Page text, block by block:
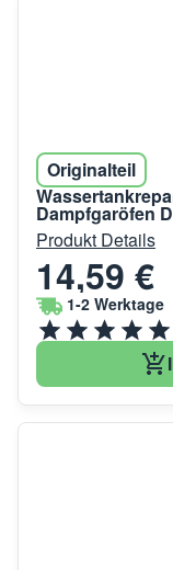
Originalteil
Dampfgaröfen
Produkt Details
14,59 €
1-2 Werktage